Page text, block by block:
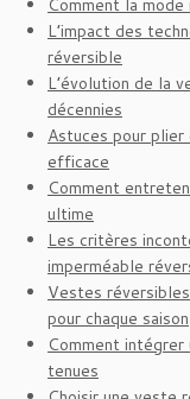
Comment la
L’impact des
réversible
L’évolution de la
décennies
Astuces pour
efficace
Comment
ultime
Les critères
imperméable
Vestes
pour chaque saison
Comment
tenues